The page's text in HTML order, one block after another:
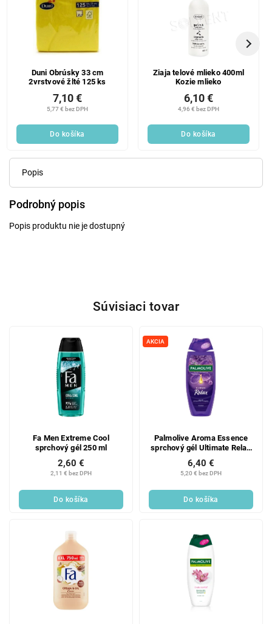
Duni Obrúsky 33 cm
2vrstvové žlté 125 ks
5,77 € bez DPH
7,10 €
Do košíka
Ziaja telové mlieko 400ml
Kozie mlieko
4,96 € bez DPH
6,10 €
Do košíka
Súvisiaci tovar
Fa Men Extreme Cool
sprchový gél 250 ml
2,11 € bez DPH
2,60 €
Do košíka
AKCIA
Palmolive Aroma Essence
sprchový gél Ultimate Relax
5,20 € bez DPH
6,40 €
Do košíka
Popis
Podrobný popis
Popis produktu nie je dostupný